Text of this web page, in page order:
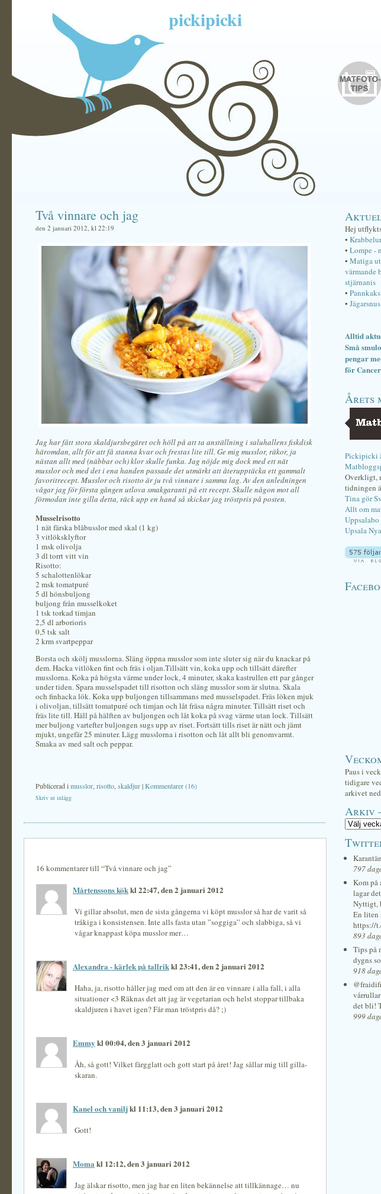
pickipicki
Två vinnare och jag
den 2 januari 2012, kl 22:19
Jag har fått stora skaldjursbegäret och höll på att ta anställning i saluhallens fiskdisk
häromdan, allt för att få stanna kvar och frestas lite till. Ge mig musslor, räkor, ja
nästan allt med (näbbar och) klor skulle funka. Jag nöjde mig dock med ett nät
musslor och med det i ena handen passade det utmärkt att återupptäcka ett gammalt
favoritrecept. Musslor och risotto är ju två vinnare i samma lag. Av den anledningen
vågar jag för första gången utlova smakgaranti på ett recept. Skulle någon mot all
förmodan inte gilla detta, räck upp en hand så skickar jag tröstpris på posten.
Musselrisotto
1 nät färska blåbusslor med skal (1 kg)
3 vitlöksklyftor
1 msk olivolja
3 dl torrt vitt vin
Risotto:
5 schalottenlökar
2 msk tomatpuré
5 dl hönsbuljong
buljong från musselkoket
1 tsk torkad timjan
2,5 dl arborioris
0,5 tsk salt
2 krm svartpeppar
Borsta och skölj musslorna. Släng öppna musslor som inte sluter sig när du knackar på
dem. Hacka vitlöken fint och fräs i oljan.Tillsätt vin, koka upp och tillsätt därefter
musslorna. Koka på högsta värme under lock, 4 minuter, skaka kastrullen ett par gånger
under tiden. Spara musselspadet till risotton och släng musslor som är slutna. Skala
och finhacka lök. Koka upp buljongen tillsammans med musselspadet. Fräs löken mjuk
i olivoljan, tillsätt tomatpuré och timjan och låt fräsa några minuter. Tillsätt riset och
fräs lite till. Häll på hälften av buljongen och låt koka på svag värme utan lock. Tillsätt
mer buljong vartefter buljongen sugs upp av riset. Fortsätt tills riset är nätt och jämt
mjukt, ungefär 25 minuter. Lägg musslorna i risotton och låt allt bli genomvarmt.
Smaka av med salt och peppar.
Publicerad imusslor risotto skaldjur|Kommentarer (16)
Skriv ut inlägg
16 kommentarer till “Två vinnare och jag”
Mårtenssons kökkl 22:47, den 2 januari 2012
Vi gillar absolut, men de sista gångerna vi köpt musslor så har de varit så
tråkiga i konsistensen. Inte alls fasta utan ”soggiga” och slabbiga, så vi
vågar knappast köpa musslor mer…
Alexandra - kärlek på tallrikkl 23:41, den 2 januari 2012
Haha, ja, risotto håller jag med om att den är en vinnare i alla fall, i alla
situationer <3 Räknas det att jag är vegetarian och helst stoppar tillbaka
skaldjuren i havet igen? Får man tröstpris då? ;)
Emmy kl 00:04, den 3 januari 2012
Åh, så gott! Vilket färgglatt och gott start på året! Jag sållar mig till gilla-
skaran.
Kanel och vaniljkl 11:13, den 3 januari 2012
Gott!
Moma kl 12:12, den 3 januari 2012
Jag älskar risotto, men jag har en liten bekännelse att tillkännage… nu
Hej
•
• Lompe -
• Matiga
värmande
stjärnanis
•
• Jägarsnus
Alltid
Små
pengar
för
Årets
Pickipicki
Overkligt,
tidningen
Tina gör
Allt om
Upsala
Paus i
tidigare
arkivet
Arkiv
797
Kom på
lagar
Nyttigt,
En liten
https://
893
Tips på
dygns
918
det bli!
999